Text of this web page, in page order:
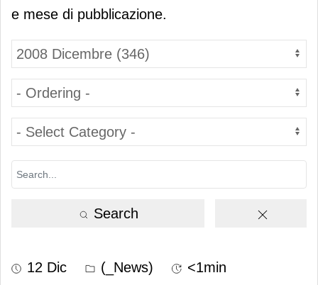
e mese di pubblicazione.
Search
12 Dic (_News) <1min